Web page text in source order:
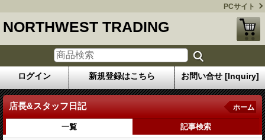
PCサイト
NORTHWEST TRADING
ログイン 新規登録はこちら お問い合せ [Inquiry]
店長&スタッフ日記 ホーム
一覧 記事検索